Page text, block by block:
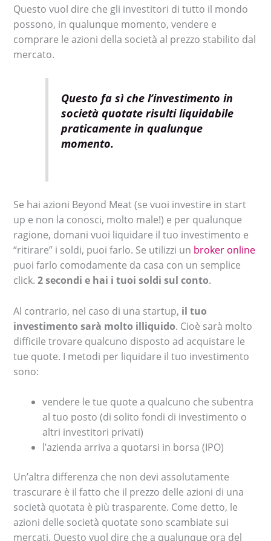
Questo vuol dire che gli investitori di tutto il mondo
possono, in qualunque momento, vendere e
comprare le azioni della società al prezzo stabilito dal
mercato.
Questo fa sì che l’investimento in
società quotate risulti liquidabile
praticamente in qualunque
momento.
Se hai azioni Beyond Meat (se vuoi investire in start
up e non la conosci, molto male!) e per qualunque
ragione, domani vuoi liquidare il tuo investimento e
“ritirare” i soldi, puoi farlo. Se utilizzi un broker online
puoi farlo comodamente da casa con un semplice
click.2 secondi e hai i tuoi soldi sul conto.
Al contrario, nel caso di una startup, il tuo
investimento sarà molto illiquido. Cioè sarà molto
difficile trovare qualcuno disposto ad acquistare le
tue quote. I metodi per liquidare il tuo investimento
sono:
vendere le tue quote a qualcuno che subentra
al tuo posto (di solito fondi di investimento o
altri investitori privati)
l’azienda arriva a quotarsi in borsa (IPO)
Un’altra differenza che non devi assolutamente
trascurare è il fatto che il prezzo delle azioni di una
società quotata è più trasparente. Come detto, le
azioni delle società quotate sono scambiate sui
mercati. Questo vuol dire che a qualunque ora del